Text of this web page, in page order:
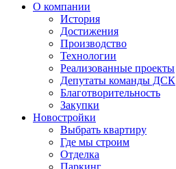
О компании
История
Достижения
Производство
Технологии
Реализованные проекты
Депутаты команды ДСК
Благотворительность
Закупки
Новостройки
Выбрать квартиру
Где мы строим
Отделка
Паркинг